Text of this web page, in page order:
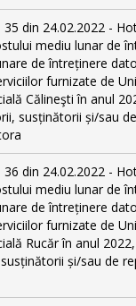
din 24.02.2022 -
mediu lunar de
de întreținere
furnizate de
Călineşti în anul
susținătorii și/sau
din 24.02.2022 -
mediu lunar de
de întreținere
furnizate de
Rucăr în anul
și/sau de